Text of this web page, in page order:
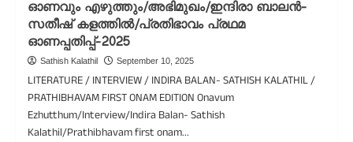
എഴുത്തും/
അഭിമുഖം/
സുറാബ്-
സതീഷ്
പ്രതിഭാവം
പ്രഥമ
ഓണപ്പതിപ്പ്-2025
ഓണവും എഴുത്തും/അഭിമുഖം/ഇന്ദിരാ ബാലൻ-
സതീഷ് കളത്തിൽ/പ്രതിഭാവം പ്രഥമ
ഓണപ്പതിപ്പ്-2025
Sathish Kalathil September 10, 2025
LITERATURE / INTERVIEW / INDIRA BALAN- SATHISH KALATHIL /
PRATHIBHAVAM FIRST ONAM EDITION Onavum
Ezhutthum/Interview/Indira Balan- Sathish
Kalathil/Prathibhavam first onam...